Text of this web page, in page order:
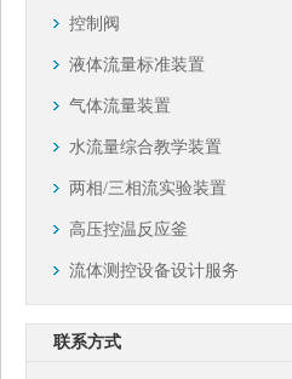
控制阀
液体流量标准装置
气体流量装置
水流量综合教学装置
两相/三相流实验装置
高压控温反应釜
流体测控设备设计服务
联系方式